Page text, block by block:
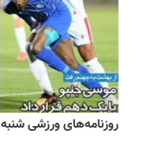
روزنامه‌های ورزشی شنبه ۱۷ مرداد ۱۴۰۵